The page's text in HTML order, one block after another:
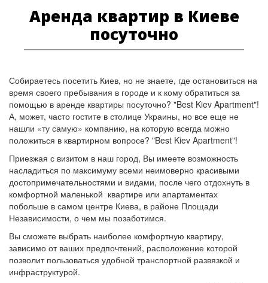
Аренда квартир в Киеве
посуточно
Собираетесь посетить Киев, но не знаете, где остановиться на
время своего пребывания в городе и к кому обратиться за
помощью в аренде квартиры посуточно? "Best Kiev Apartment"!
А, может, часто гостите в столице Украины, но все еще не
нашли «ту самую» компанию, на которую всегда можно
положиться в квартирном вопросе? "Best Kiev Apartment"!
Приезжая с визитом в наш город, Вы имеете возможность
насладиться по максимуму всеми неимоверно красивыми
достопримечательностями и видами, после чего отдохнуть в
комфортной маленькой квартире или апартаментах
побольше в самом центре Киева, в районе Площади
Независимости, о чем мы позаботимся.
Вы сможете выбрать наиболее комфортную квартиру,
зависимо от ваших предпочтений, расположение которой
позволит пользоваться удобной транспортной развязкой и
инфраструктурой.